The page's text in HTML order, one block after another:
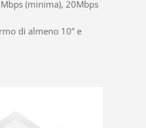
(minima), 20Mbps
di almeno 10” e